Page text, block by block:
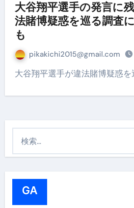
大谷翔平選手の発言に
法賭博疑惑を巡る調査
も
pikakichi2015@gmail.com
大谷翔平選手が違法賭博疑惑
GA